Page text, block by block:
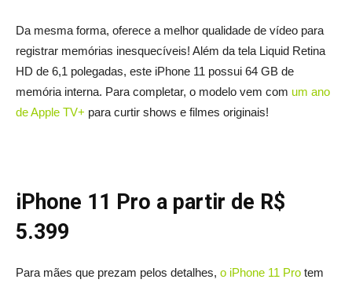
Da mesma forma, oferece a melhor qualidade de vídeo para
registrar memórias inesquecíveis! Além da tela Liquid Retina
HD de 6,1 polegadas, este iPhone 11 possui 64 GB de
memória interna. Para completar, o modelo vem com um ano
de Apple TV+ para curtir shows e filmes originais!
iPhone 11 Pro a partir de R$
5.399
Para mães que prezam pelos detalhes, o iPhone 11 Pro tem